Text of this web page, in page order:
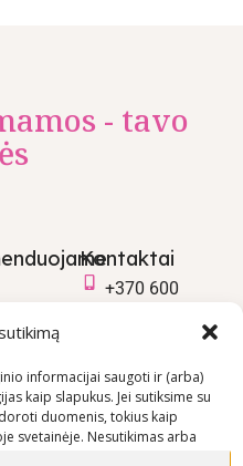
informacijai saugoti ir (arba)
kaip slapukus. Jei sutiksime su
duomenis, tokius kaip
svetainėje. Nesutikimas arba
- tavo
Kontaktai
+370 600